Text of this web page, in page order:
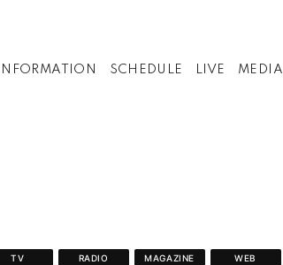
INFORMATION SCHEDULE LIVE MEDIA
TV RADIO MAGAZINE WEB